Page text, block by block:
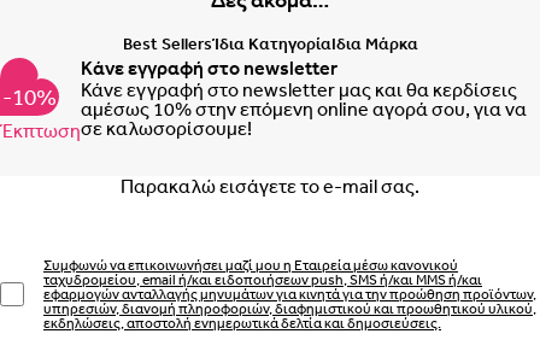
Best SellersΊδια ΚατηγορίαΙδια Μάρκα
-10%
Έκπτωση
Κάνε εγγραφή στο newsletter
Κάνε εγγραφή στο newsletter μας και θα κερδίσεις
αμέσως 10% στην επόμενη online αγορά σου, για να
σε καλωσορίσουμε!
Συμφωνώ να επικοινωνήσει μαζί μου η Εταιρεία μέσω κανονικού
ταχυδρομείου, email ή/και ειδοποιήσεων push, SMS ή/και MMS ή/και
εφαρμογών ανταλλαγής μηνυμάτων για κινητά για την προώθηση προϊόντων,
υπηρεσιών, διανομή πληροφοριών, διαφημιστικού και προωθητικού υλικού,
εκδηλώσεις, αποστολή ενημερωτικά δελτία και δημοσιεύσεις.